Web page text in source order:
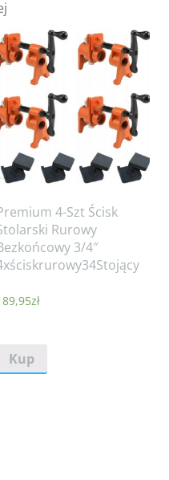
4-Szt Ścisk
Rurowy
3/4″
zł
Kup